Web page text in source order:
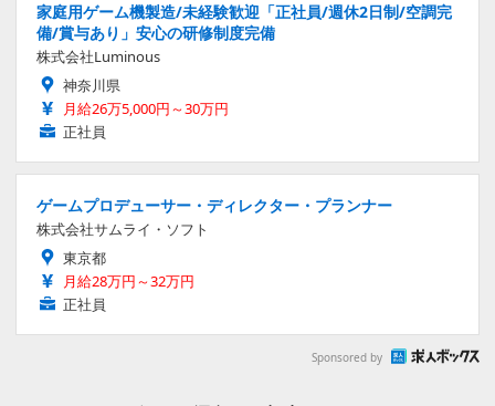
家庭用ゲーム機製造/未経験歓迎「正社員/週休2日制/空調完
備/賞与あり」安心の研修制度完備
株式会社Luminous
神奈川県
月給26万5,000円～30万円
正社員
ゲームプロデューサー・ディレクター・プランナー
株式会社サムライ・ソフト
東京都
月給28万円～32万円
正社員
Sponsored by